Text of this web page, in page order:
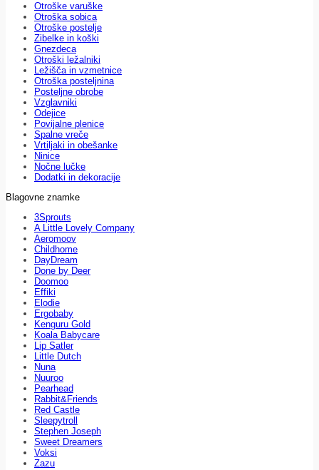
Otroške varuške
Otroška sobica
Otroške postelje
Zibelke in koški
Gnezdeca
Otroški ležalniki
Ležišča in vzmetnice
Otroška posteljnina
Posteljne obrobe
Vzglavniki
Odejice
Povijalne plenice
Spalne vreče
Vrtiljaki in obešanke
Ninice
Nočne lučke
Dodatki in dekoracije
Blagovne znamke
3Sprouts
A Little Lovely Company
Aeromoov
Childhome
DayDream
Done by Deer
Doomoo
Effiki
Elodie
Ergobaby
Kenguru Gold
Koala Babycare
Lip Satler
Little Dutch
Nuna
Nuuroo
Pearhead
Rabbit&Friends
Red Castle
Sleepytroll
Stephen Joseph
Sweet Dreamers
Voksi
Zazu